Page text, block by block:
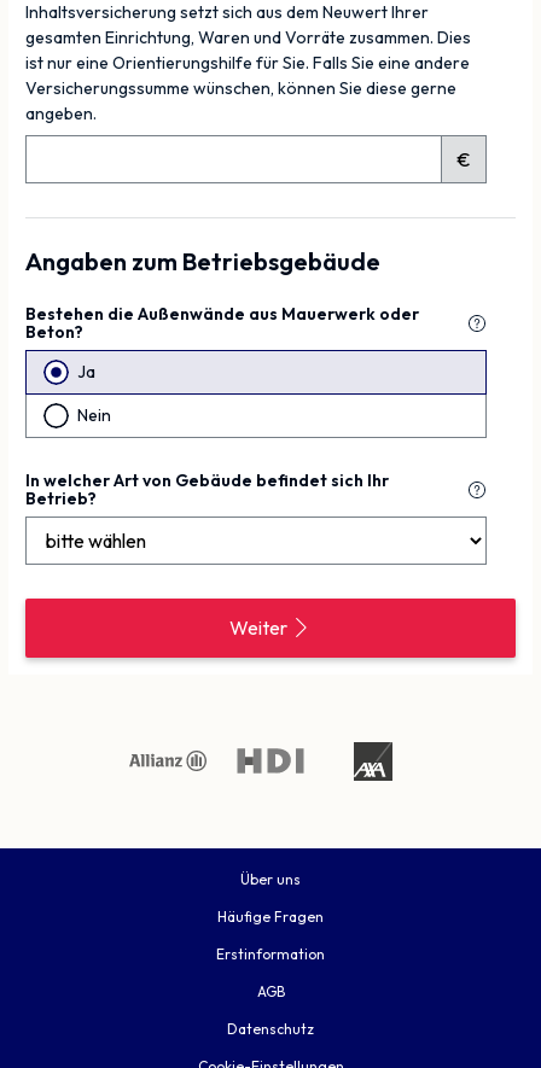
Inhaltsversicherung setzt sich aus dem Neuwert Ihrer
gesamten Einrichtung, Waren und Vorräte zusammen. Dies
ist nur eine Orientierungshilfe für Sie. Falls Sie eine andere
Versicherungssumme wünschen, können Sie diese gerne
angeben.
€
Angaben zum Betriebsgebäude
Bestehen die Außenwände aus Mauerwerk oder
Beton?
Ja
Nein
In welcher Art von Gebäude befindet sich Ihr
Betrieb?
Weiter
Über uns
Häufige Fragen
Erstinformation
AGB
Datenschutz